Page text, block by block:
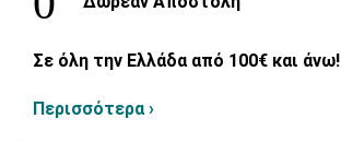
Σε όλη την Ελλάδα από 100€ και άνω!
Περισσότερα ›